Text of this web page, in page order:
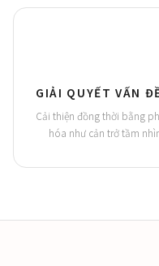
GIẢI QUYẾT VẤN
Cải thiện đồng thời bằng
hóa như cản trở tầm